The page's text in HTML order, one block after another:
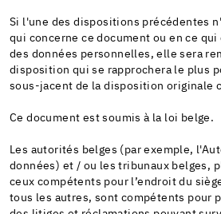
Si l'une des dispositions précédentes
qui concerne ce document ou en ce
des données personnelles, elle sera
disposition qui se rapprochera le plus
sous-jacent de la disposition originale
Ce document est soumis à la loi belge.
Les autorités belges (par exemple,
données) et / ou les tribunaux belges,
ceux compétents pour l’endroit du
tous les autres, sont compétents pour